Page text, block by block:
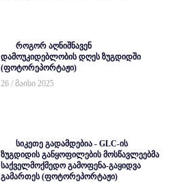
როგორ აღნიშნავენ
დამოუკიდებლობის დღეს ზუგდიდში
(ფოტორეპორტაჟი)
26 / მაისი 2025
სიკეთე გადამდებია - GLC-ის
ზუგდიდის განყოფილების მოსწავლეებმა
საქველმოქმედო გამოფენა-გაყიდვა
გამართეს (ფოტორეპორტაჟი)